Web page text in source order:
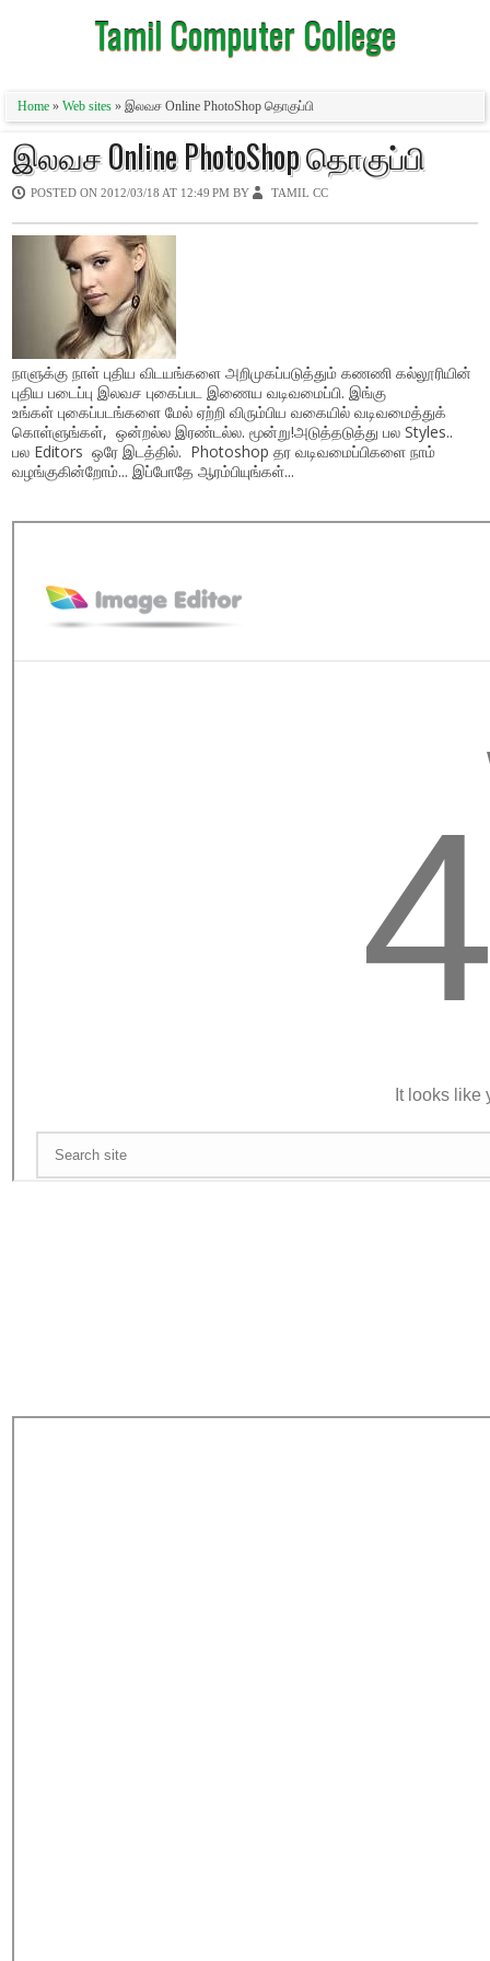
Tamil Computer College
Home » Web sites » இலவச Online PhotoShop தொகுப்பி
இலவச Online PhotoShop தொகுப்பி
POSTED ON 2012/03/18 AT 12:49 PM BY TAMIL CC
நாளுக்கு நாள் புதிய விடயங்களை அறிமுகப்படுத்தும் கணணி கல்லூரியின்
புதிய படைப்பு இலவச புகைப்பட இணைய வடிவமைப்பி. இங்கு
உங்கள் புகைப்படங்களை மேல் ஏற்றி விரும்பிய வகையில் வடிவமைத்துக்
கொள்ளுங்கள், ஒன்றல்ல இரண்டல்ல. மூன்று!அடுத்தடுத்து பல Styles..
பல Editors ஒரே இடத்தில். Photoshop தர வடிவமைப்பிகளை நாம்
வழங்குகின்றோம்... இப்போதே ஆரம்பியுங்கள்...